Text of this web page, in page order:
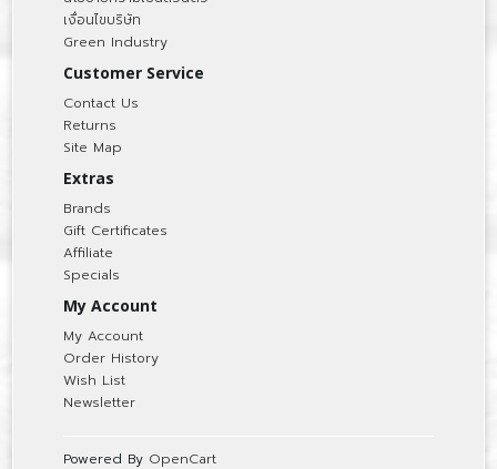
เงื่อนไขบริษัท
Green Industry
Customer Service
Contact Us
Returns
Site Map
Extras
Brands
Gift Certificates
Affiliate
Specials
My Account
My Account
Order History
Wish List
Newsletter
Powered By OpenCart